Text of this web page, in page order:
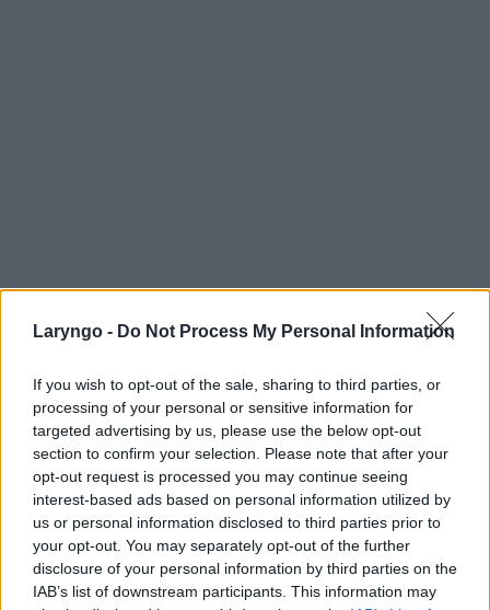
Laryngo - Do Not Process My Personal Information
If you wish to opt-out of the sale, sharing to third parties, or
processing of your personal or sensitive information for
targeted advertising by us, please use the below opt-out
section to confirm your selection. Please note that after your
opt-out request is processed you may continue seeing
interest-based ads based on personal information utilized by
us or personal information disclosed to third parties prior to
your opt-out. You may separately opt-out of the further
disclosure of your personal information by third parties on the
IAB’s list of downstream participants. This information may